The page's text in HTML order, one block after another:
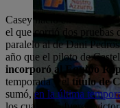
Casey nació en 1985, un
el que corrió dos
paralelo al de Dani
año que el piloto de
incorporó al Equipo
temporada y el título de
sumó,en la última